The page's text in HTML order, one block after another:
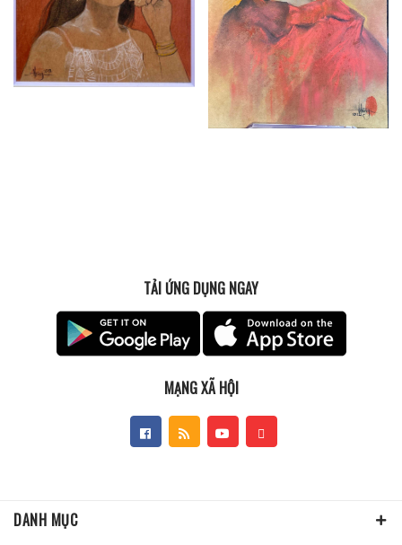
TẢI ỨNG DỤNG NGAY
MẠNG XÃ HỘI
DANH MỤC